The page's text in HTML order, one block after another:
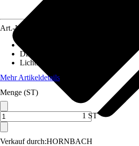
Verkauf durch:HORNBACH
Art.-Nr.
Dimmbar
Lichtfarbe
Mehr Artikeldetails
Menge (ST)
1 ST